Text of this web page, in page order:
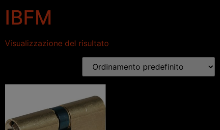
IBFM
Visualizzazione del risultato